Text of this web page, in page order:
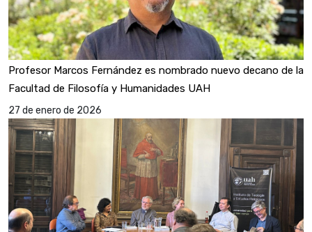
Profesor Marcos Fernández es nombrado nuevo decano de la
Facultad de Filosofía y Humanidades UAH
27 de enero de 2026